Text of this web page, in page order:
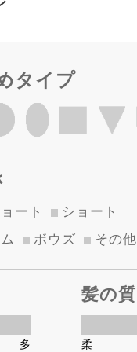
タイプ
ート
ショート
ボウズ その他
多
髪の質
柔